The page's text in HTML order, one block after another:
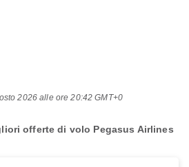
2026 alle ore 20:42 GMT+0
offerte di volo Pegasus Airlines